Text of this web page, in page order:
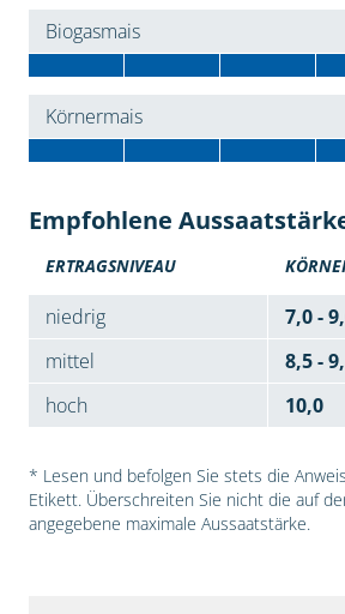
Biogasmais
Körnermais
Empfohlene
ERTRAGSNIVEAU
niedrig
7,0 -
mittel
8,5 -
hoch
10,0
* Lesen und befolgen Sie stets die
Etikett. Überschreiten Sie nicht die auf
angegebene maximale Aussaatstärke.